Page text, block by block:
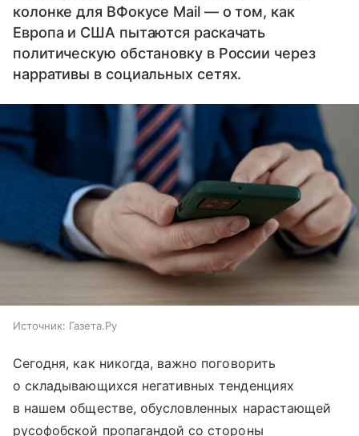
колонке для ВФокусе Mail — о том, как
Европа и США пытаются раскачать
политическую обстановку в России через
нарративы в социальных сетях.
Источник: Газета.Ру
Сегодня, как никогда, важно поговорить
о складывающихся негативных тенденциях
в нашем обществе, обусловленных нарастающей
русофобской пропагандой со стороны